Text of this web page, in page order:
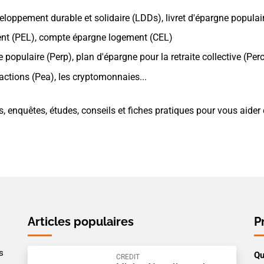
durable et solidaire (LDDs), livret d'épargne
(PEL), compte épargne logement (CEL)
(Perp), plan d'épargne pour la retraite collective
(Pea), les cryptomonnaies...
études, conseils et fiches pratiques pour vous
Articles populaires
CREDIT